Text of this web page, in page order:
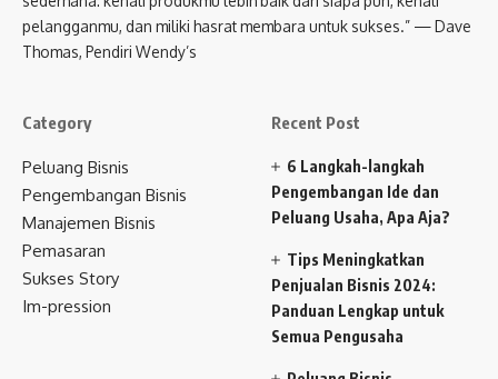
pelangganmu, dan miliki hasrat membara untuk sukses.” — Dave
Thomas, Pendiri Wendy’s
Category
Peluang Bisnis
Pengembangan Bisnis
Manajemen Bisnis
Pemasaran
Sukses Story
Im-pression
Recent Post
6 Langkah-langkah
Pengembangan Ide dan
Peluang Usaha, Apa Aja?
Tips Meningkatkan
Penjualan Bisnis 2024:
Panduan Lengkap untuk
Semua Pengusaha